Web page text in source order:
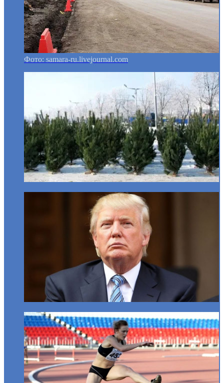
Фото: samara-ru.livejournal.com